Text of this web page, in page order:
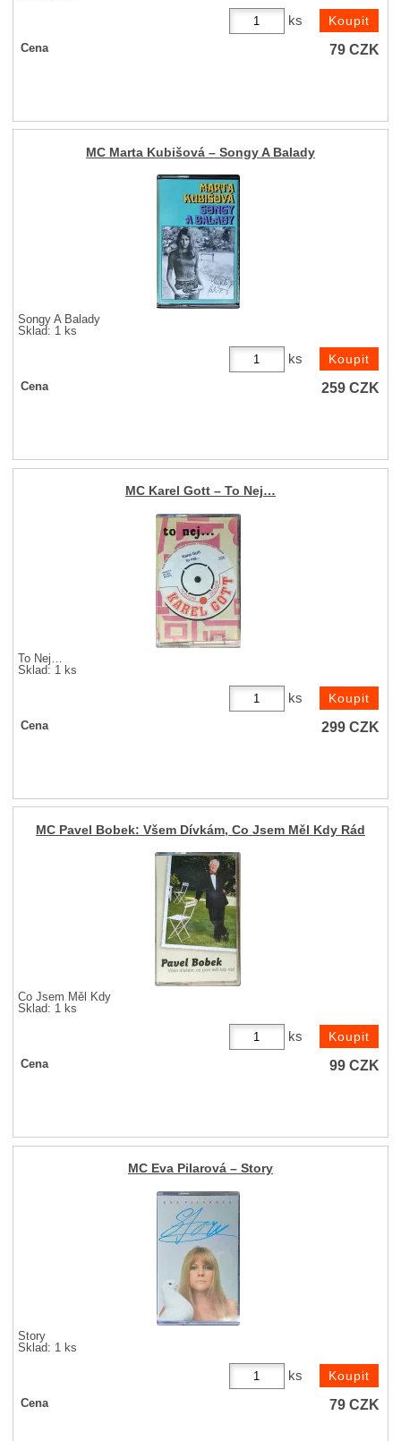
ks
Cena 79CZK
MC Marta Kubišová – Songy A Balady
Songy A Balady
Sklad: 1 ks
ks
Cena 259CZK
MC Karel Gott – To Nej…
To Nej…
Sklad: 1 ks
ks
Cena 299CZK
MC Pavel Bobek: Všem Dívkám, Co Jsem Měl Kdy Rád
Co Jsem Měl Kdy
Sklad: 1 ks
ks
Cena 99CZK
MC Eva Pilarová – Story
Story
Sklad: 1 ks
ks
Cena 79CZK